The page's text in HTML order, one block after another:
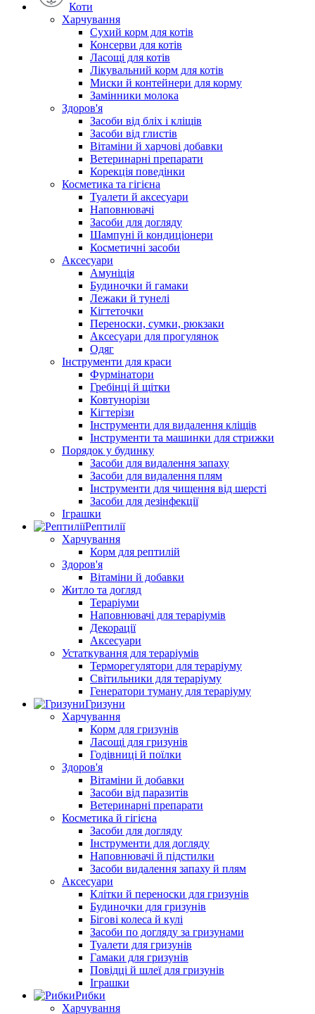
Коти
Харчування
Сухий корм для котів
Консерви для котів
Ласощі для котів
Лікувальний корм для котів
Миски й контейнери для корму
Замінники молока
Здоров'я
Засоби від бліх і кліщів
Засоби від глистів
Вітаміни й харчові добавки
Ветеринарні препарати
Корекція поведінки
Косметика та гігієна
Туалети й аксесуари
Наповнювачі
Засоби для догляду
Шампуні й кондиціонери
Косметичні засоби
Аксесуари
Амуніція
Будиночки й гамаки
Лежаки й тунелі
Кігтеточки
Переноски, сумки, рюкзаки
Аксесуари для прогулянок
Одяг
Інструменти для краси
Фурмінатори
Гребінці й щітки
Ковтунорізи
Кігтерізи
Інструменти для видалення кліщів
Інструменти та машинки для стрижки
Порядок у будинку
Засоби для видалення запаху
Засоби для видалення плям
Інструменти для чищення від шерсті
Засоби для дезінфекції
Іграшки
Рептилії
Харчування
Корм для рептилій
Здоров'я
Вітаміни й добавки
Житло та догляд
Тераріуми
Наповнювачі для тераріумів
Декорації
Аксесуари
Устаткування для тераріумів
Терморегулятори для тераріуму
Світильники для тераріуму
Генератори туману для тераріуму
Гризуни
Харчування
Корм для гризунів
Ласощі для гризунів
Годівниці й поїлки
Здоров'я
Вітаміни й добавки
Засоби від паразитів
Ветеринарні препарати
Косметика й гігієна
Засоби для догляду
Інструменти для догляду
Наповнювачі й підстилки
Засоби видалення запаху й плям
Аксесуари
Клітки й переноски для гризунів
Будиночки для гризунів
Бігові колеса й кулі
Засоби по догляду за гризунами
Туалети для гризунів
Гамаки для гризунів
Повідці й шлеї для гризунів
Іграшки
Рибки
Харчування